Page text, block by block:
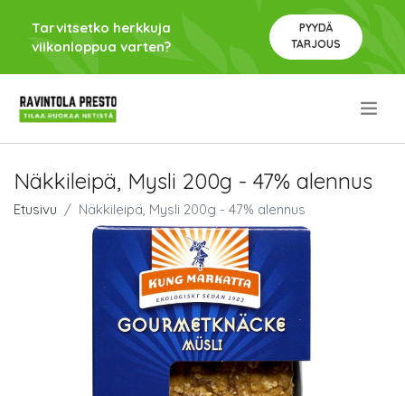
Tarvitsetko herkkuja
viikonloppua varten?
PYYDÄ
TARJOUS
Näkkileipä, Mysli 200g - 47% alennus
Etusivu Näkkileipä, Mysli 200g - 47% alennus